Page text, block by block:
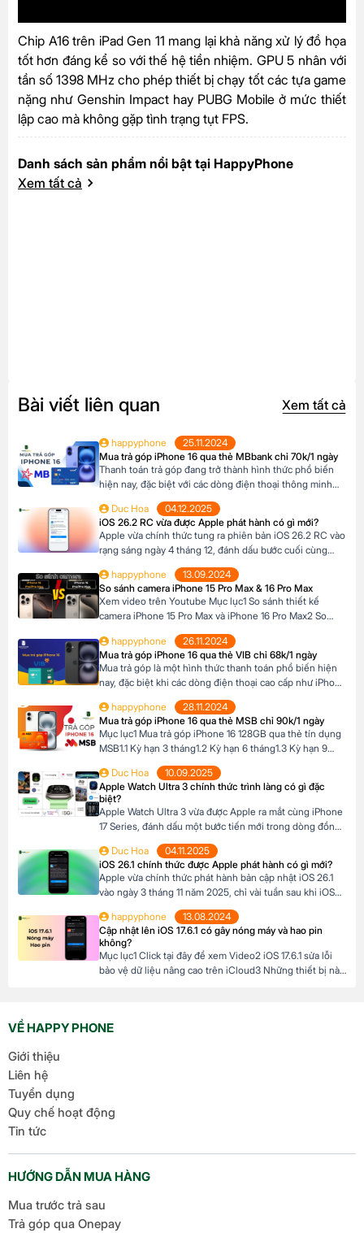
Chip A16 trên iPad Gen 11 mang lại khả năng xử lý đồ họa
tốt hơn đáng kể so với thế hệ tiền nhiệm. GPU 5 nhân với
tần số 1398 MHz cho phép thiết bị chạy tốt các tựa game
nặng như Genshin Impact hay PUBG Mobile ở mức thiết
lập cao mà không gặp tình trạng tụt FPS.
Danh sách sản phẩm nổi bật tại HappyPhone
Xem tất cả
Bài viết liên quan Xem tất cả
happyphone
25.11.2024
Mua trả góp iPhone 16 qua thẻ MBbank chỉ 70k/1 ngày
Thanh toán trả góp đang trở thành hình thức phổ biến
hiện nay, đặc biệt với các dòng điện thoại thông minh
khả năng tài chính tức thời của nhiều người Tại Happy
Phone, khách hàng có thể lựa chọn chương trình trả […]
Duc Hoa
04.12.2025
iOS 26.2 RC vừa được Apple phát hành có gì mới?
Apple vừa chính thức tung ra phiên bản iOS 26.2 RC vào
rạng sáng ngày 4 tháng 12, đánh dấu bước cuối cùng
trước khi bản cập nhật chính thức đến tay người dùng.
Phiên bản này mang đến một số cải tiến thú vị, tập trung
vào việc nâng cao trải nghiệm người dùng […]
happyphone
13.09.2024
So sánh camera iPhone 15 Pro Max & 16 Pro Max
Xem video trên Youtube Mục lục1 So sánh thiết kế
camera iPhone 15 Pro Max và iPhone 16 Pro Max2 So
So sánh khả năng quay video của iPhone 15 Pro Max và
iPhone 16 Pro Max4 Nút Camera control trên iPhone 16
Pro […]
happyphone
26.11.2024
Mua trả góp iPhone 16 qua thẻ VIB chỉ 68k/1 ngày
Mua trả góp là một hình thức thanh toán phổ biến hiện
nay, đặc biệt khi các dòng điện thoại cao cấp như iPhone
đủ điều kiện tài chính để thanh toán một lần. Tại Happy
Phone, chương trình trả góp iPhone 16 […]
happyphone
28.11.2024
Mua trả góp iPhone 16 qua thẻ MSB chỉ 90k/1 ngày
Mục lục1 Mua trả góp iPhone 16 128GB qua thẻ tín dụng
MSB1.1 Kỳ hạn 3 tháng1.2 Kỳ hạn 6 tháng1.3 Kỳ hạn 9
qua thẻ tín dụng MSB Đừng bỏ lỡ cơ hội sở hữu iPhone
16 128GB với mức giá hấp dẫn […]
Duc Hoa
10.09.2025
Apple Watch Ultra 3 chính thức trình làng có gì đặc
biệt?
Apple Watch Ultra 3 vừa được Apple ra mắt cùng iPhone
17 Series, đánh dấu một bước tiến mới trong dòng đồng
phiêu lưu. Với thiết kế chắc chắn, tính năng theo dõi sức
khỏe vượt trội và thời lượng pin ấn tượng, […]
Duc Hoa
04.11.2025
iOS 26.1 chính thức được Apple phát hành có gì mới?
Apple vừa chính thức phát hành bản cập nhật iOS 26.1
vào ngày 3 tháng 11 năm 2025, chỉ vài tuần sau khi iOS
26 ra mắt. Đây là bản cập nhật đầu tiên lớn cho hệ điều
hành mới nhất dành cho iPhone, mang đến nhiều cải
tiến đáng chú ý, tập trung vào […]
happyphone
13.08.2024
Cập nhật lên iOS 17.6.1 có gây nóng máy và hao pin
không?
Mục lục1 Click tại đây để xem Video2 iOS 17.6.1 sửa lỗi
bảo vệ dữ liệu nâng cao trên iCloud3 Những thiết bị nào
VỀ HAPPY PHONE
Giới thiệu
Liên hệ
Tuyển dụng
Quy chế hoạt động
Tin tức
HƯỚNG DẪN MUA HÀNG
Mua trước trả sau
Trả góp qua Onepay